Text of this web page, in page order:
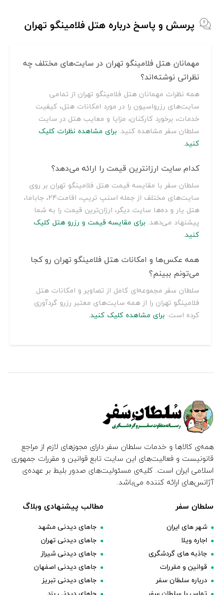
پرسش و پاسخ درباره هتل فلامینگو تهران
مهمانان هتل فلامینگو تهران در سایت‌های مختلف چه
نظراتی نوشته‌اند؟
همه نظرات مهمانان هتل فلامینگو تهران از تمامی
سایت‌های رزرواسیون را در مورد امکانات هتل، کیفیت
خدمات، برخورد کارکنان، مزایا و معایب هتل در سایت
سلطان سفر مشاهده کنید. برای مشاهده نظرات کلیک
کنید.
کدام سایت ارزانترین قیمت را ارائه می‌دهد؟
سلطان سفر با مقایسه قیمت هتل فلامینگو تهران بر روی
سایت‌های مختلف از جمله اسنپ تریپ، اقامت24، جاباما،
هتل یار و ده‌ها سایت دیگر، ارزان‌ترین قیمت را به شما
پیشنهاد می‌دهد. برای مقایسه قیمت و رزرو هتل کلیک
کنید.
همه عکس‌ها و امکانات هتل فلامینگو تهران رو کجا
می‌تونم ببینم؟
سلطان سفر مجموعه‌ای کامل از تصاویر و امکانات هتل
فلامینگو تهران را از همه سایت‌های معتبر رزرو گردآوری
کرده است. برای مشاهده کلیک کنید.
همه‌ی کالاها و خدمات سلطان سفر دارای مجوزهای لازم از مراجع
قانونیست و فعالیت‌های این سایت تابع قوانین و مقررات جمهوری
اسلامی ایران است. کلیه‌ی مسئولیت‌های صدور بلیط بر عهده‌ی
آژانس‌های ارائه کننده می‌باشد.
سلطان سفر
شهر های ایران
اجاره ویلا
جاذبه های گردشگری
قوانین و مقررات
درباره سلطان سفر
مطالب پیشنهادی وبلاگ
جاهای دیدنی مشهد
جاهای دیدنی تهران
جاهای دیدنی شیراز
جاهای دیدنی اصفهان
جاهای دیدنی تبریز